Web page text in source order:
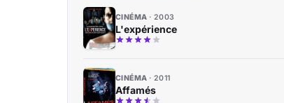
CINÉMA 2003
L'expérience
CINÉMA 2011
Affamés